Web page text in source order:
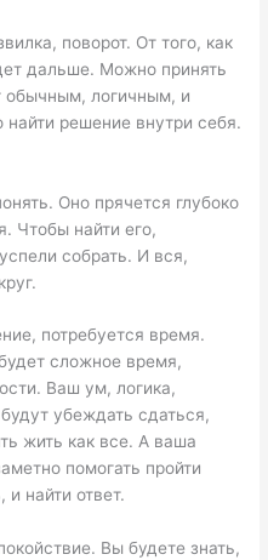
поворот. От того, как
дальше. Можно принять
обычным, логичным, и
решение внутри себя.
Оно прячется глубоко
Чтобы найти его,
собрать. И вся,
потребуется время.
сложное время,
Ваш ум, логика,
убеждать сдаться,
жить как все. А ваша
помогать пройти
и найти ответ.
Вы будете знать,